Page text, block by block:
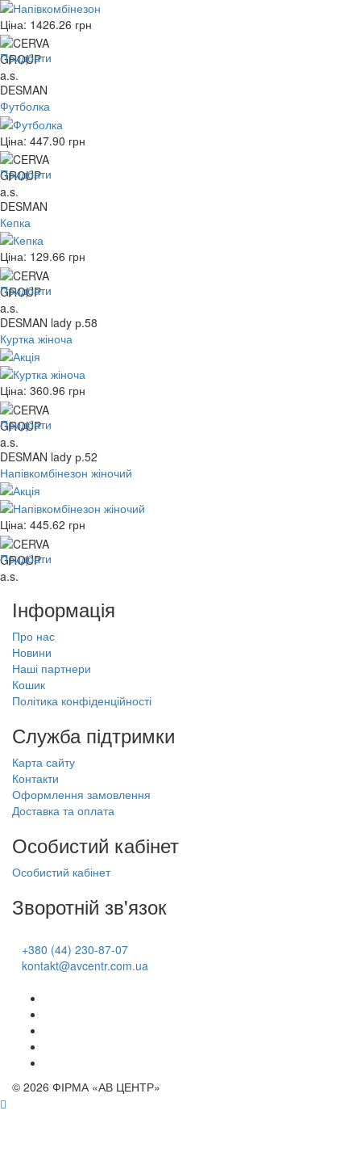
Ціна: 1426.26 грн
Придбати
DESMAN
Футболка
Ціна: 447.90 грн
Придбати
DESMAN
Кепка
Ціна: 129.66 грн
Придбати
DESMAN lady р.58
Куртка жіноча
Ціна: 360.96 грн
Придбати
DESMAN lady р.52
Напівкомбінезон жіночий
Ціна: 445.62 грн
Придбати
Інформація
Про нас
Новини
Наші партнери
Кошик
Політика конфіденційності
Служба підтримки
Карта сайту
Контакти
Оформлення замовлення
Доставка та оплата
Особистий кабінет
Особистий кабінет
Зворотній зв'язок
+380 (44) 230-87-07
kontakt@avcentr.com.ua
© 2026 ФІРМА «АВ ЦЕНТР»